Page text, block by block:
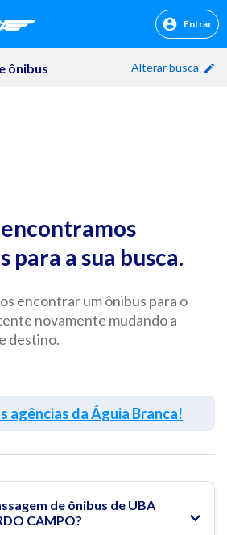
Entrar
ônibus Alterar busca
para a sua busca.
encontrar um ônibus para o
novamente mudando a
destino.
agências da Águia Branca!
de ônibus de UBA
CAMPO?